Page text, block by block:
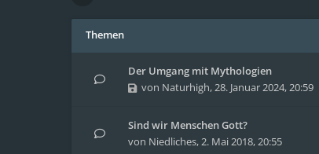
Themen
Der Umgang mit Mythologien
von Naturhigh,28. Januar 2024, 20:59
Sind wir Menschen Gott?
von Niedliches,2. Mai 2018, 20:55